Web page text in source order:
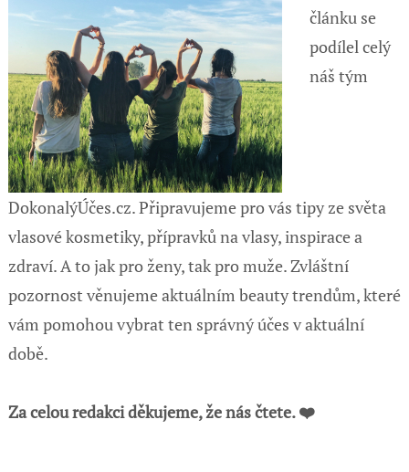
článku se
podílel celý
náš tým
DokonalýÚčes.cz. Připravujeme pro vás tipy ze světa
vlasové kosmetiky, přípravků na vlasy, inspirace a
zdraví. A to jak pro ženy, tak pro muže. Zvláštní
pozornost věnujeme aktuálním beauty trendům, které
vám pomohou vybrat ten správný účes v aktuální
době.
Za celou redakci děkujeme, že nás čtete. ❤️